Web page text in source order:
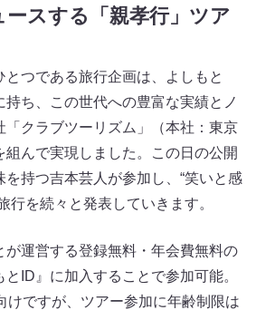
ースする「親孝行」ツア
とつである旅行企画は、よしもと
持ち、この世代への豊富な実績とノ
「クラブツーリズム」（本社：東京
んで実現しました。この日の公開
持つ吉本芸人が参加し、“笑いと感
行を続々と発表していきます。
が運営する登録無料・年会費無料の
ID』に加入することで参加可能。
けですが、ツアー参加に年齢制限は